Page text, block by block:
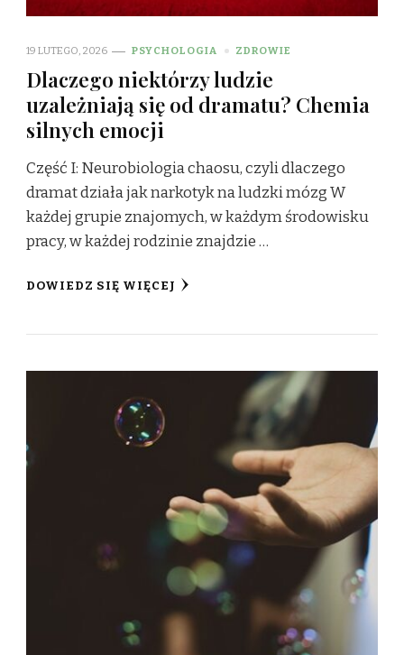
19 LUTEGO, 2026 PSYCHOLOGIA ZDROWIE
Dlaczego niektórzy ludzie
uzależniają się od dramatu? Chemia
silnych emocji
Część I: Neurobiologia chaosu, czyli dlaczego
dramat działa jak narkotyk na ludzki mózg W
każdej grupie znajomych, w każdym środowisku
pracy, w każdej rodzinie znajdzie …
DOWIEDZ SIĘ WIĘCEJ